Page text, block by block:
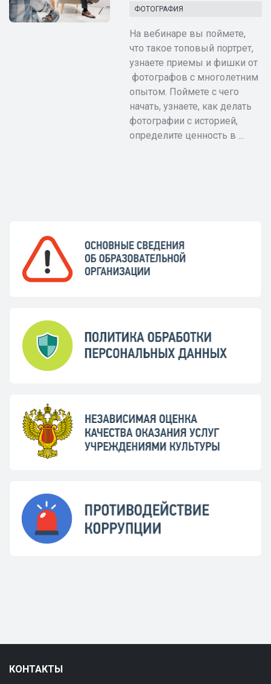
ФОТОГРАФИЯ
На вебинаре вы поймете,
что такое топовый портрет,
узнаете приемы и фишки от
фотографов с многолетним
опытом. Поймете с чего
начать, узнаете, как делать
фотографии с историей,
определите ценность в ...
КОНТАКТЫ